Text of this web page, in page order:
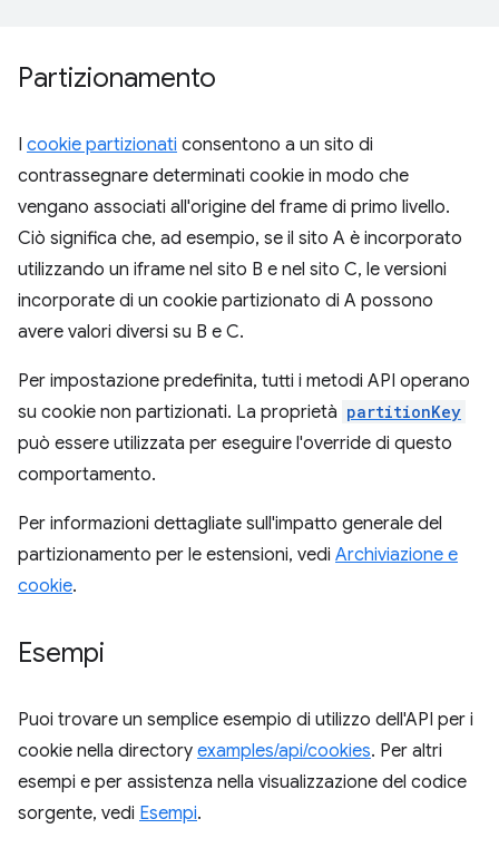
Partizionamento
I cookie partizionati consentono a un sito di
contrassegnare determinati cookie in modo che
vengano associati all'origine del frame di primo livello.
Ciò significa che, ad esempio, se il sito A è incorporato
utilizzando un iframe nel sito B e nel sito C, le versioni
incorporate di un cookie partizionato di A possono
avere valori diversi su B e C.
Per impostazione predefinita, tutti i metodi API operano
su cookie non partizionati. La proprietà partitionKey
può essere utilizzata per eseguire l'override di questo
comportamento.
Per informazioni dettagliate sull'impatto generale del
partizionamento per le estensioni, vedi Archiviazione e
cookie.
Esempi
Puoi trovare un semplice esempio di utilizzo dell'API per i
cookie nella directory examples/api/cookies. Per altri
esempi e per assistenza nella visualizzazione del codice
sorgente, vedi Esempi.